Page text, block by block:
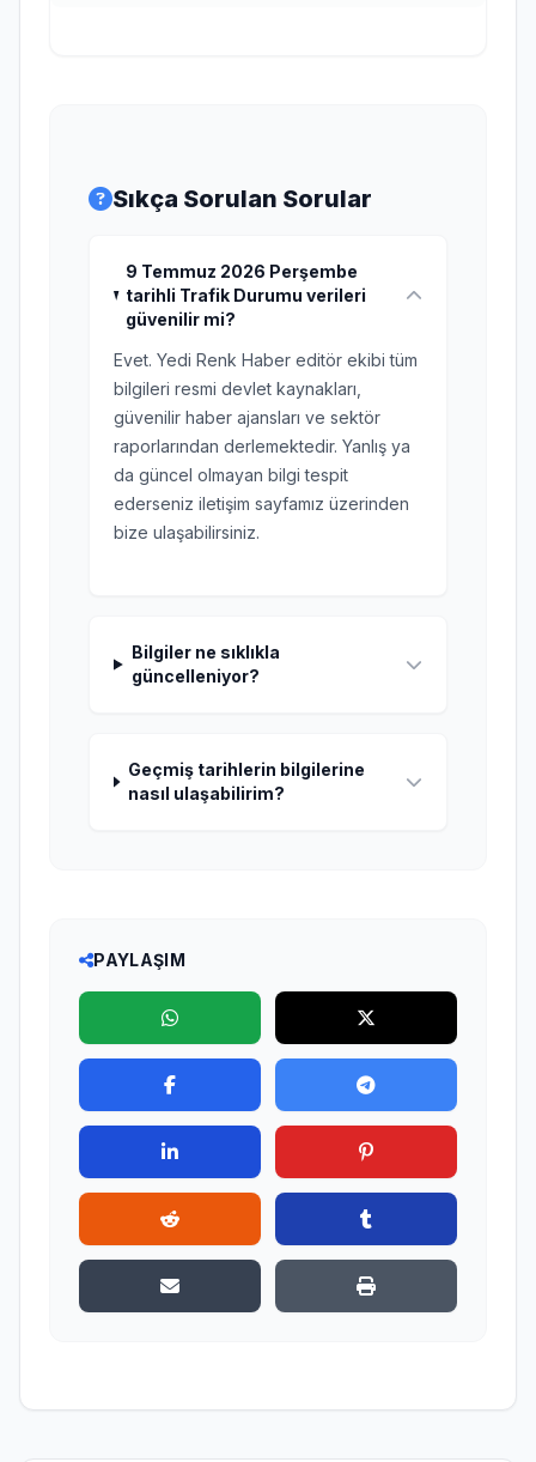
Sıkça Sorulan Sorular
9 Temmuz 2026 Perşembe
tarihli Trafik Durumu verileri
güvenilir mi?
Evet. Yedi Renk Haber editör ekibi tüm
bilgileri resmi devlet kaynakları,
güvenilir haber ajansları ve sektör
raporlarından derlemektedir. Yanlış ya
da güncel olmayan bilgi tespit
ederseniz iletişim sayfamız üzerinden
bize ulaşabilirsiniz.
Bilgiler ne sıklıkla
güncelleniyor?
Geçmiş tarihlerin bilgilerine
nasıl ulaşabilirim?
PAYLAŞIM